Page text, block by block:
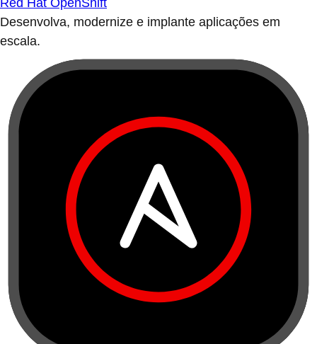
Red Hat OpenShift
Desenvolva, modernize e implante aplicações em
escala.